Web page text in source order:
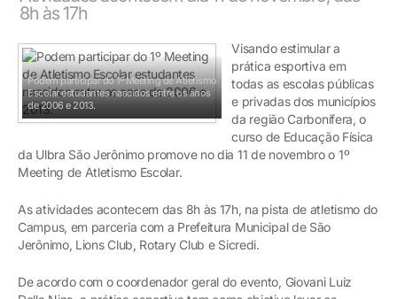
8h às 17h
Podem participar do 1º Meeting de Atletismo
Escolar estudantes nascidos entre os anos
de 2006 e 2013.
Visando estimular a
prática esportiva em
todas as escolas públicas
e privadas dos municípios
da região Carbonífera, o
curso de Educação Física
da Ulbra São Jerônimo promove no dia 11 de novembro o 1º
Meeting de Atletismo Escolar.
As atividades acontecem das 8h às 17h, na pista de atletismo do
Campus, em parceria com a Prefeitura Municipal de São
Jerônimo, Lions Club, Rotary Club e Sicredi.
De acordo com o coordenador geral do evento, Giovani Luiz